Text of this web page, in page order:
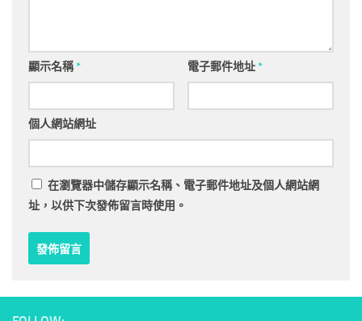
顯示名稱* 電子郵件地址*
個人網站網址
在瀏覽器中儲存顯示名稱、電子郵件地址及個人網站網
址，以供下次發佈留言時使用。